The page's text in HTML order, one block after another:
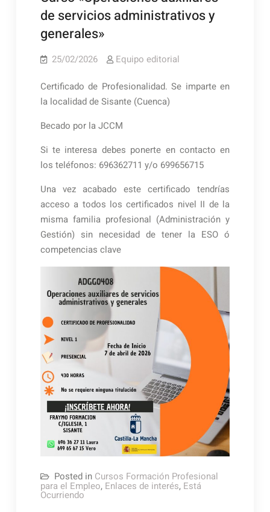
de servicios administrativos y
generales»
25/02/2026 Equipo editorial
Certificado de Profesionalidad. Se imparte en
la localidad de Sisante (Cuenca)
Becado por la JCCM
Si te interesa debes ponerte en contacto en
los teléfonos: 696362711 y/o 699656715
Una vez acabado este certificado tendrías
acceso a todos los certificados nivel II de la
misma familia profesional (Administración y
Gestión) sin necesidad de tener la ESO ó
competencias clave
Posted in Cursos Formación Profesional
para el Empleo, Enlaces de interés, Está
Ocurriendo